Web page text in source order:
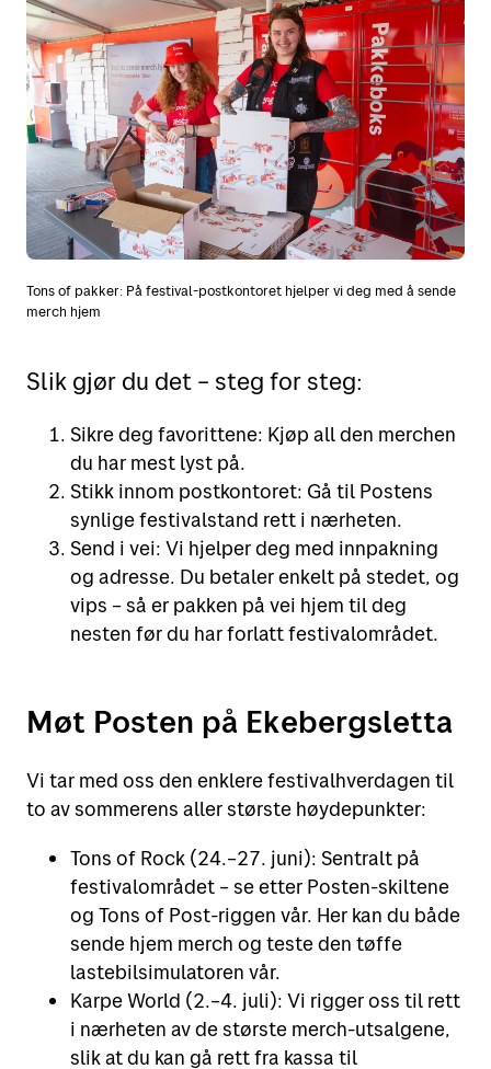
Tons of pakker: På festival-postkontoret hjelper vi deg med å sende
merch hjem
Slik gjør du det – steg for steg:
Sikre deg favorittene: Kjøp all den merchen
du har mest lyst på.
Stikk innom postkontoret: Gå til Postens
synlige festivalstand rett i nærheten.
Send i vei: Vi hjelper deg med innpakning
og adresse. Du betaler enkelt på stedet, og
vips – så er pakken på vei hjem til deg
nesten før du har forlatt festivalområdet.
Møt Posten på Ekebergsletta
Vi tar med oss den enklere festivalhverdagen til
to av sommerens aller største høydepunkter:
Tons of Rock (24.–27. juni): Sentralt på
festivalområdet – se etter Posten-skiltene
og Tons of Post-riggen vår. Her kan du både
sende hjem merch og teste den tøffe
lastebilsimulatoren vår.
Karpe World (2.–4. juli): Vi rigger oss til rett
i nærheten av de største merch-utsalgene,
slik at du kan gå rett fra kassa til